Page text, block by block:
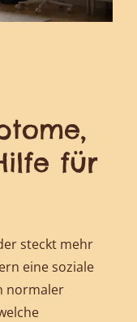
für
steckt mehr
eine soziale
normaler